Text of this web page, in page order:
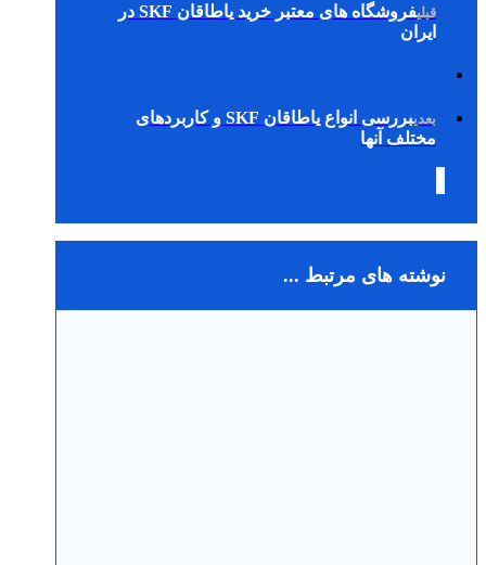
قبلی
فروشگاه‌ های معتبر خرید یاطاقان SKF در
ایران
بعدی
بررسی انواع یاطاقان SKF و کاربردهای
مختلف آنها
نوشته های مرتبط ...